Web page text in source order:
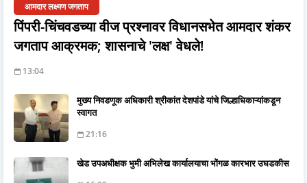
आमदार लक्ष्मण जगताप
पिंपरी-चिंचवडच्या वीज प्रश्नावर विधानसभेत आमदार शंकर
जगताप आक्रमक; शासनाचे 'लक्ष' वेधले!
13:04
मुख्य निवडणूक अधिकारी श्रीकांत देशपांडे यांचे जिल्हाधिकाऱ्यांकडून
स्वागत
21:16
खेड उपअधीक्षक भुमी अभिलेख कार्यालयाचा भोंगळ कारभार उघडकीस